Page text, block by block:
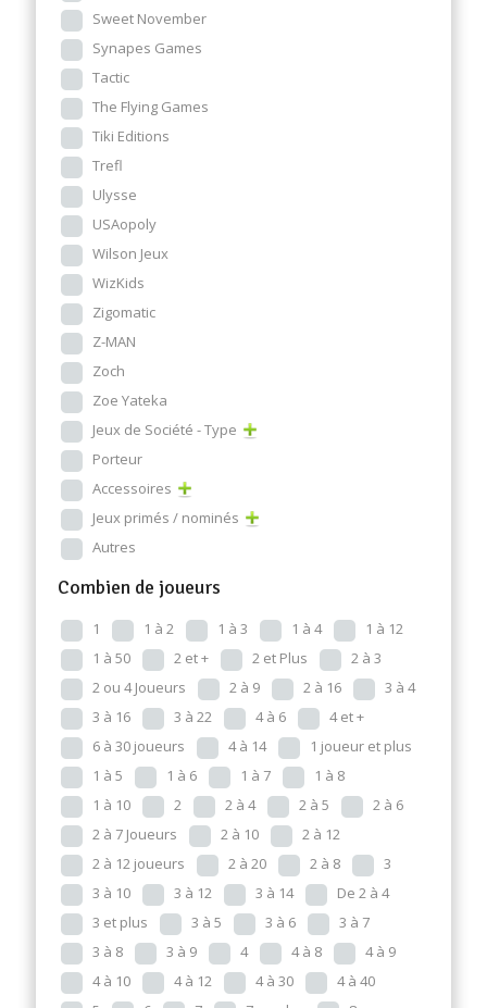
Sweet November
Synapes Games
Tactic
The Flying Games
Tiki Editions
Trefl
Ulysse
USAopoly
Wilson Jeux
WizKids
Zigomatic
Z-MAN
Zoch
Zoe Yateka
Jeux de Société - Type
Porteur
Accessoires
Jeux primés / nominés
Autres
Combien de joueurs
1 1 à 2 1 à 3 1 à 4
1 à 12
1 à 50
2 et + 2 et Plus
2 à 3
2 ou 4 Joueurs
2 à 9 2 à 16
3 à 4
3 à 16
3 à 22 4 à 6
4 et +
6 à 30 joueurs
4 à 14
1 joueur et plus
1 à 5
1 à 6 1 à 7
1 à 8
1 à 10
2 2 à 4 2 à 5
2 à 6
2 à 7 Joueurs
2 à 10
2 à 12
2 à 12 joueurs
2 à 20 2 à 8
3
3 à 10
3 à 12 3 à 14
De 2 à 4
3 et plus
3 à 5 3 à 6
3 à 7
3 à 8
3 à 9 4 4 à 8
4 à 9
4 à 10
4 à 12 4 à 30
4 à 40